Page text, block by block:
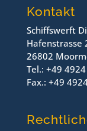
Kontakt
Schiffswerft
Hafenstrasse
26802
Tel.: +49
Fax.: +49